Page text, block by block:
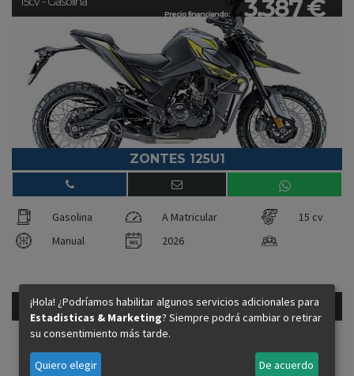
Precio financiando: 3.387 €
ZONTES 125U1
Gasolina A Matricular
15 cv
Manual
2026
Precio financiando: 3.587 €
15cv - Gasolina
¡Hola! ¿Podríamos habilitar algunos servicios adicionales para
Estadisticas & Marketing? Siempre podrá cambiar o retirar
su consentimiento más tarde.
Quiero elegir De acuerdo